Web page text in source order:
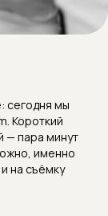
сегодня мы
Короткий
— пара минут
именно
на съёмку